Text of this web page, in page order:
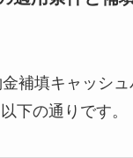
補填キャッシ
下の通りです。